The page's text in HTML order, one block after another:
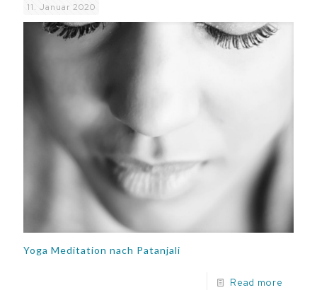
11. Januar 2020
Yoga Meditation nach Patanjali
Read more